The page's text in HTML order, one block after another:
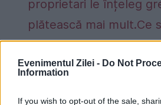
Evenimentul Zilei - Do Not
Information
If you wish to opt-out of the sale,
proprietari le înțeleg
plătească mai mult.Ce
Concediu 2026.
salariați nu îl cunosc.